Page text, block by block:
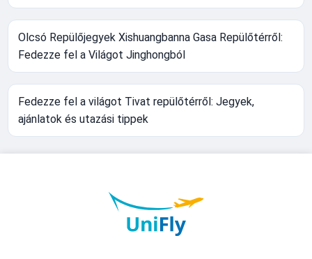
Olcsó Repülőjegyek Xishuangbanna Gasa Repülőtérről:
Fedezze fel a Világot Jinghongból
Fedezze fel a világot Tivat repülőtérről: Jegyek,
ajánlatok és utazási tippek